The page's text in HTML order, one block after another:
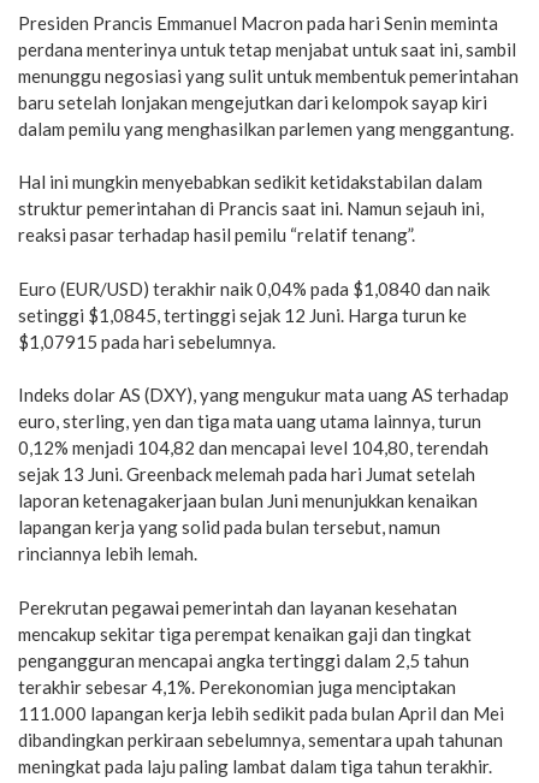
Presiden Prancis Emmanuel Macron pada hari Senin meminta
perdana menterinya untuk tetap menjabat untuk saat ini, sambil
menunggu negosiasi yang sulit untuk membentuk pemerintahan
baru setelah lonjakan mengejutkan dari kelompok sayap kiri
dalam pemilu yang menghasilkan parlemen yang menggantung.
Hal ini mungkin menyebabkan sedikit ketidakstabilan dalam
struktur pemerintahan di Prancis saat ini. Namun sejauh ini,
reaksi pasar terhadap hasil pemilu “relatif tenang”.
Euro (EUR/USD) terakhir naik 0,04% pada $1,0840 dan naik
setinggi $1,0845, tertinggi sejak 12 Juni. Harga turun ke
$1,07915 pada hari sebelumnya.
Indeks dolar AS (DXY), yang mengukur mata uang AS terhadap
euro, sterling, yen dan tiga mata uang utama lainnya, turun
0,12% menjadi 104,82 dan mencapai level 104,80, terendah
sejak 13 Juni. Greenback melemah pada hari Jumat setelah
laporan ketenagakerjaan bulan Juni menunjukkan kenaikan
lapangan kerja yang solid pada bulan tersebut, namun
rinciannya lebih lemah.
Perekrutan pegawai pemerintah dan layanan kesehatan
mencakup sekitar tiga perempat kenaikan gaji dan tingkat
pengangguran mencapai angka tertinggi dalam 2,5 tahun
terakhir sebesar 4,1%. Perekonomian juga menciptakan
111.000 lapangan kerja lebih sedikit pada bulan April dan Mei
dibandingkan perkiraan sebelumnya, sementara upah tahunan
meningkat pada laju paling lambat dalam tiga tahun terakhir.